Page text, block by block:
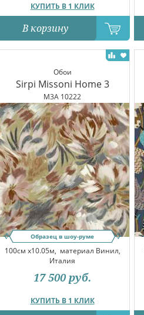
КУПИТЬ В 1 КЛИК
В корзину
Обои
Sirpi Missoni Home 3
M3A 10222
Образец в шоу-руме
100см x10.05м, материал Винил,
Италия
КУПИТЬ В 1 КЛИК
17 500 руб.